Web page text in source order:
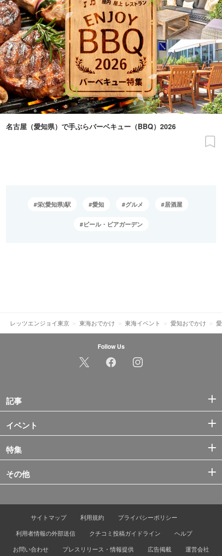
名古屋（愛知県）で手ぶらバーベキュー（BBQ）2026
栄(愛知県)駅 愛知 グルメ 居酒屋
ビール・ビアガーデン
レッツエンジョイ東京 東海おでかけ 東海イベント 愛知おでかけ
Follow Us
記事
イベント
特集
その他
サイトマップ 利用規約
プライバシーポリシー
利用者情報の外部送信
クチコミ投稿ガイドライン
ヘルプ
お問い合わせ
プレスリリース・情報提供 広告掲載 運営会社